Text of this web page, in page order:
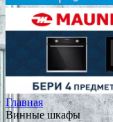
Главная
Винные шкафы